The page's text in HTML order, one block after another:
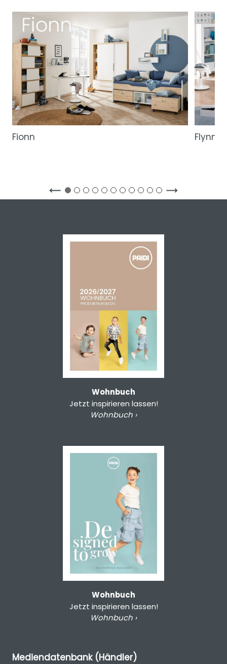
Fionn Flynn
Wohnbuch
Jetzt inspirieren lassen!
Wohnbuch ›
Wohnbuch
Jetzt inspirieren lassen!
Wohnbuch ›
Mediendatenbank (Händler)